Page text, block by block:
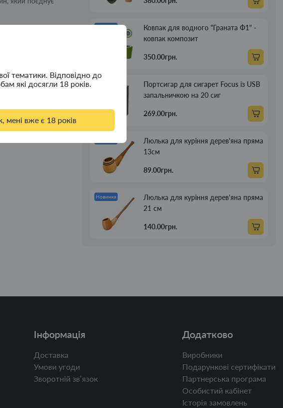
тематики. Відповідно до
які досягли 18 років.
мені вже є 18 років
стильна – вона
тампер
спосіб
Новинка
Ковпак для водного "Граната Ф1" -
ковпак композит
350.00грн.
Портсигар для сигарет Focus із USB
запальничкою на 20 сиг
269.00грн.
Люлька для куріння дерев'яна пряма
13см
89.00грн.
Новинка
Люлька для куріння дерев'яна пряма
21 см
140.00грн.
Інформація
Доставка
Умови угоди
Зворотній звʼязок
Додатково
Виробники
Подарункові сертифікати
Партнерська програма
Особистий кабінет
Історія замовлень